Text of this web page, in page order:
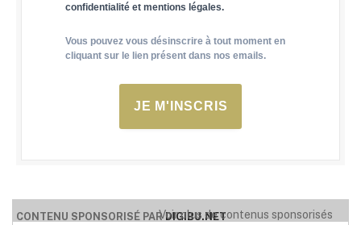
confidentialité et mentions légales.
Vous pouvez vous désinscrire à tout moment en
cliquant sur le lien présent dans nos emails.
JE M'INSCRIS
CONTENU SPONSORISÉ PARDIGIBU.NET
Voir plus de contenus sponsorisés